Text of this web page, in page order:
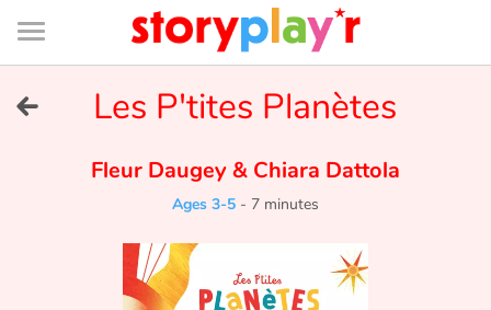
Connexion
Bibliothèque
de
page
Les P'tites Planètes
Fleur Daugey& Chiara Dattola
Ages 3-5 - 7 minutes